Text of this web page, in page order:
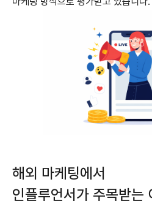
해외 마케팅에서
인플루언서가 주목받는